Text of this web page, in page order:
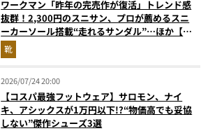
ワークマン「昨年の完売作が復活」トレンド感
抜群！2,300円のスニサン、プロが薦めるスニ
ーカーソール搭載“走れるサンダル”…ほか【夏
シューズの人気記事ランキングベスト3】
（2026年6月版）
靴
2026/07/24 20:00
【コスパ最強フットウェア】サロモン、ナイ
キ、アシックスが1万円以下!?“物価高でも妥協
しない”傑作シューズ3選